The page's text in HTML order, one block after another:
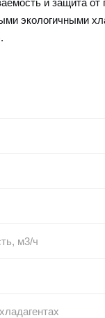
экологичными
м3/ч